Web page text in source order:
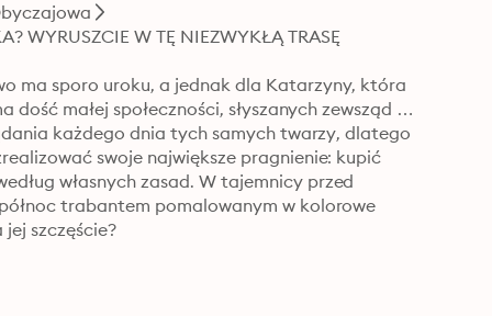
WYRUSZCIE W TĘ NIEZWYKŁĄ TRASĘ
ma sporo uroku, a jednak dla Katarzyny, która
małej społeczności, słyszanych zewsząd
każdego dnia tych samych twarzy, dlatego
swoje największe pragnienie: kupić
własnych zasad. W tajemnicy przed
trabantem pomalowanym w kolorowe
szczęście?